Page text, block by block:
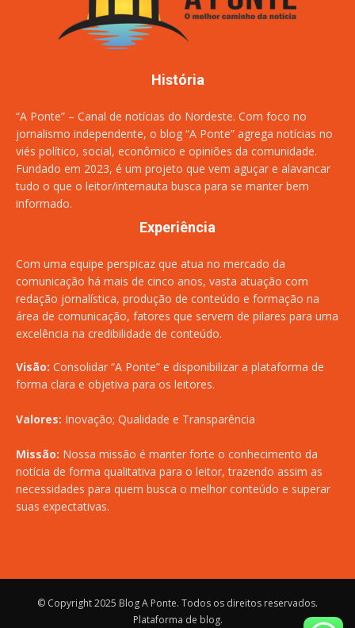
História
“A Ponte” – Canal de notícias do Nordeste. Com foco no
jornalismo independente, o blog “A Ponte” agrega notícias no
viés político, social, econômico e opiniões da comunidade.
Fundado em 2023, é um projeto que vem aguçar e alavancar
tudo o que o leitor/internauta busca para se manter bem
informado.
Experiência
Com uma equipe perspicaz que atua no mercado da
comunicação há mais de cinco anos, vasta atuação com
redação jornalística, produção de conteúdo e formação na
área de comunicação, fatores que servem de pilares para uma
excelência na credibilidade de conteúdo.
Visão: Consolidar “A Ponte” e disponibilizar a plataforma de
forma clara e objetiva para os leitores.
Valores: Inovação; Qualidade e Transparência
Missão: Nossa missão é manter forte o conhecimento da
notícia de forma qualitativa para o leitor, trazendo assim as
necessidades para quem busca o melhor conteúdo e superar
suas expectativas.
© Copyright 2025 Blog A Ponte. Todos os direitos reservados.
Plataforma de blog.